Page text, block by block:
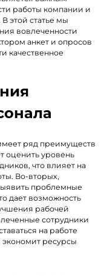
работы компании и
этой статье мы
вовлеченности
анкет и опросов
качественное
ряд преимуществ
оценить уровень
что влияет на
Во-вторых,
проблемные
дает возможность
рабочей
сотрудники
на работе
экономит ресурсы